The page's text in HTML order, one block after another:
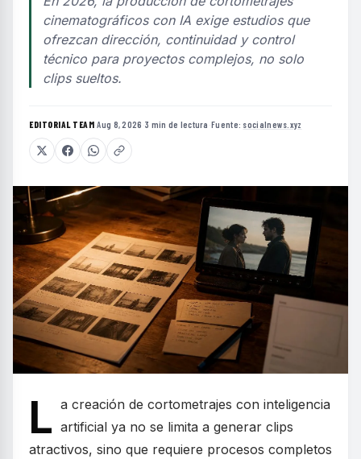
cinematográficos con IA exige estudios que
ofrezcan dirección, continuidad y control
técnico para proyectos complejos, no solo
clips sueltos.
EDITORIAL TEAM·Aug 8, 2026 ·3 min de lectura ·Fuente: socialnews.xyz
L a creación de cortometrajes con inteligencia
artificial ya no se limita a generar clips
atractivos, sino que requiere procesos completos